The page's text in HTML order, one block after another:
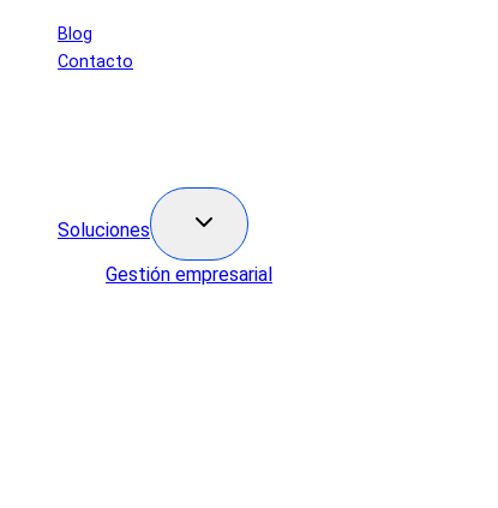
SaltarBlog
Contacto
Soluciones
Gestión empresarial